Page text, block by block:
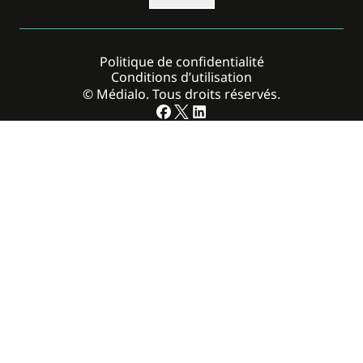
© Médialo. Tous droits réservés.
Politique de confidentialité
Conditions d’utilisation